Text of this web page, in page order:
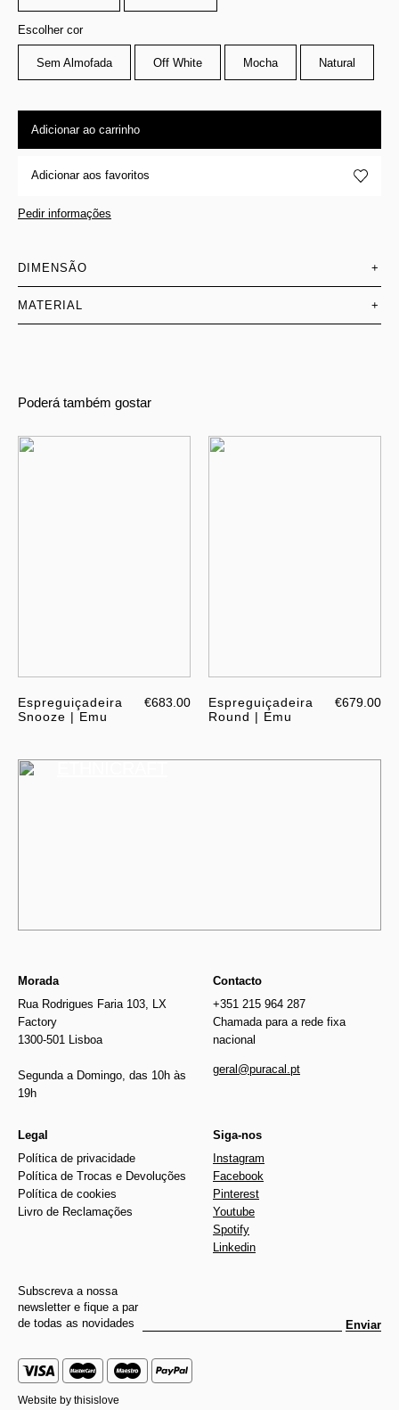
Escolher cor
Sem Almofada Off White Mocha Natural
Adicionar ao carrinho
Adicionar aos favoritos
Pedir informações
DIMENSÃO +
MATERIAL +
Poderá também gostar
Espreguiçadeira
Snooze | Emu
€683.00
Espreguiçadeira
Round | Emu
€679.00
Morada
Rua Rodrigues Faria 103, LX
Factory
1300-501 Lisboa
Segunda a Domingo, das 10h às
19h
Contacto
+351 215 964 287
Chamada para a rede fixa
nacional
geral@puracal.pt
Legal
Política de privacidade
Política de Trocas e Devoluções
Política de cookies
Livro de Reclamações
Siga-nos
Instagram
Facebook
Pinterest
Youtube
Spotify
Linkedin
Subscreva a nossa
newsletter e fique a par
de todas as novidades
Enviar
Website by thisislove